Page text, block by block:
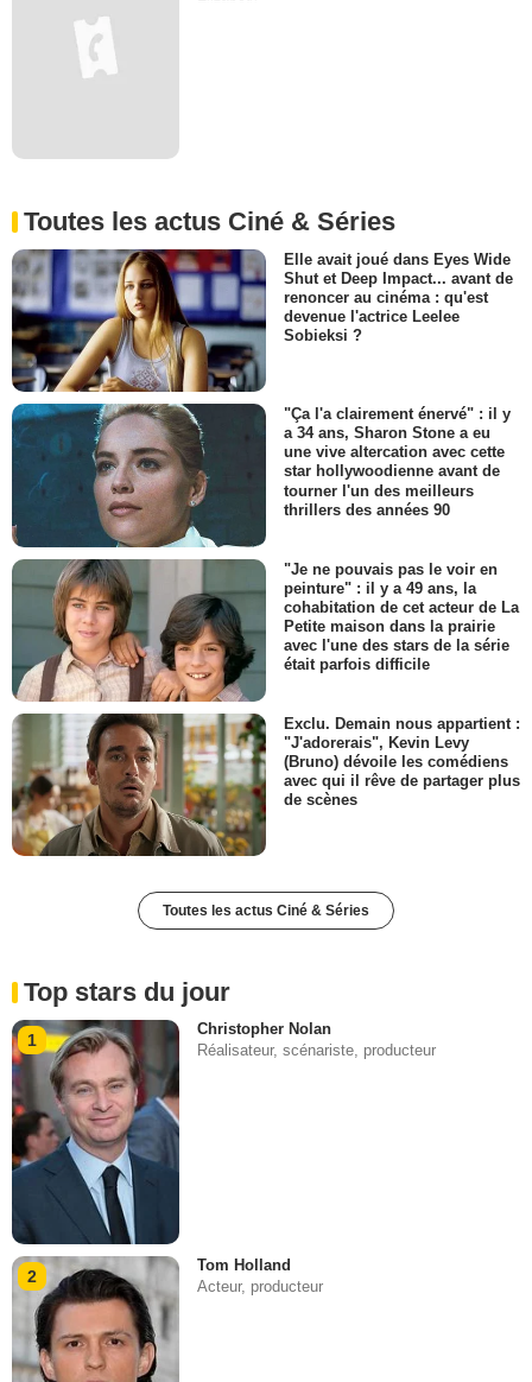
Toutes les actus Ciné & Séries
Elle avait joué dans Eyes Wide
Shut et Deep Impact... avant de
renoncer au cinéma : qu'est
devenue l'actrice Leelee
Sobieksi ?
"Ça l'a clairement énervé" : il y
a 34 ans, Sharon Stone a eu
une vive altercation avec cette
star hollywoodienne avant de
tourner l'un des meilleurs
thrillers des années 90
"Je ne pouvais pas le voir en
peinture" : il y a 49 ans, la
cohabitation de cet acteur de La
Petite maison dans la prairie
avec l'une des stars de la série
était parfois difficile
Exclu. Demain nous appartient :
"J'adorerais", Kevin Levy
(Bruno) dévoile les comédiens
avec qui il rêve de partager plus
de scènes
Toutes les actus Ciné & Séries
Top stars du jour
1
Christopher Nolan
Réalisateur, scénariste, producteur
2
Tom Holland
Acteur, producteur